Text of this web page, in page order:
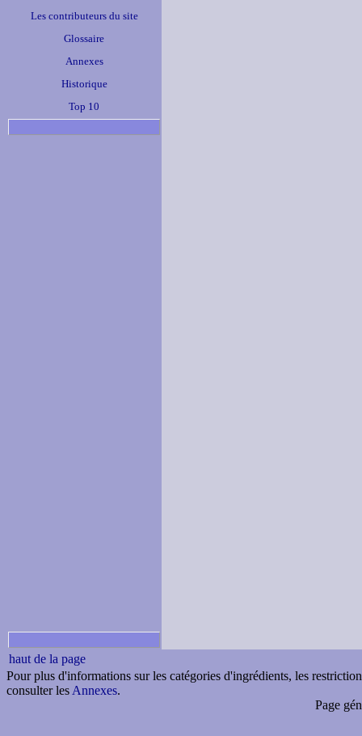
Les contributeurs du site
Glossaire
Annexes
Historique
Top 10
haut de la page
Pour plus d'informations sur les catégories d'ingrédients, les
consulter les Annexes.
Page